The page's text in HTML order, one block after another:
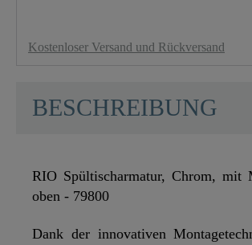
Kostenloser Versand und Rückversand
BESCHREIBUNG
RIO Spültischarmatur, Chrom, mit
oben - 79800
Dank der innovativen